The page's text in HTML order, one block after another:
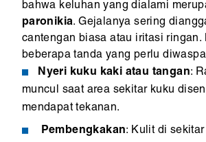
bahwa keluhan yang dialami
paronikia. Gejalanya sering
cantengan biasa atau iritasi ringan.
beberapa tanda yang perlu
Nyeri kuku kaki atau tangan:
muncul saat area sekitar kuku
mendapat tekanan.
Pembengkakan: Kulit di